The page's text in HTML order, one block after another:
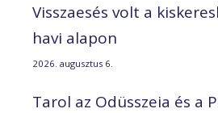
Visszaesés volt a
havi alapon
2026. augusztus 6.
Tarol az Odüsszeia és a